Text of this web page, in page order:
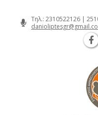
Τηλ.: 2310522126 |